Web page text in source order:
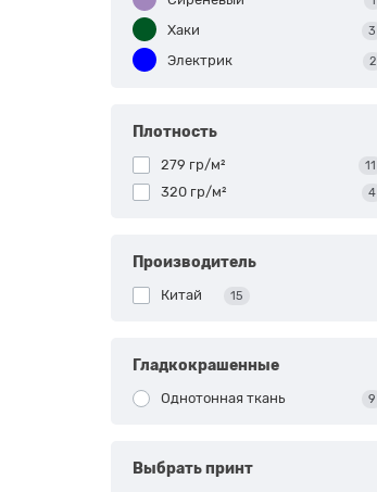
Хаки 3
Электрик 2
Плотность
279 гр/м² 11
320 гр/м² 4
Производитель
Китай 15
Гладкокрашенные
Однотонная ткань 9
Выбрать принт